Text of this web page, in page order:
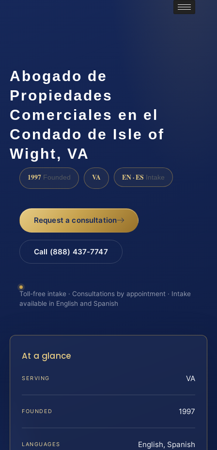
Abogado de
Propiedades
Comerciales en el
Condado de Isle of
Wight, VA
1997 Founded VA EN · ES Intake
Request a consultation
Call (888) 437-7747
Toll-free intake · Consultations by appointment · Intake
available in English and Spanish
At a glance
SERVING VA
FOUNDED 1997
LANGUAGES English, Spanish